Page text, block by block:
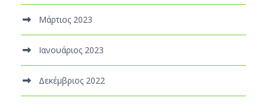
Μάρτιος 2023
Ιανουάριος 2023
Δεκέμβριος 2022